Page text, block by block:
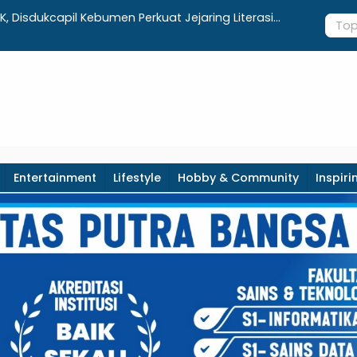
Disdukcapil Kebumen Perkuat Jejaring Literasi
Dari
Entertainment Lifestyle Hobby & Community